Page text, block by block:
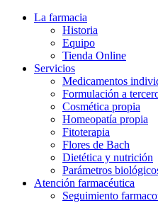
La farmacia
Historia
Equipo
Tienda Online
Servicios
Medicamentos
Formulación a
Cosmética propia
Homeopatía propia
Fitoterapia
Flores de Bach
Dietética y nutrición
Parámetros
Atención farmacéutica
Seguimiento